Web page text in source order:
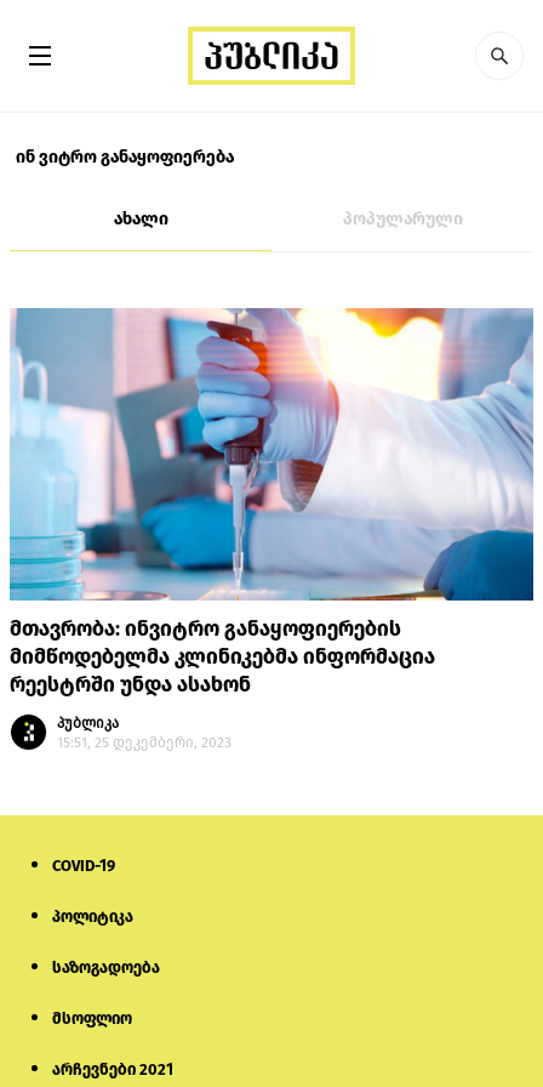
ინ ვიტრო განაყოფიერება
ახალი პოპულარული
მთავრობა: ინვიტრო განაყოფიერების
მიმწოდებელმა კლინიკებმა ინფორმაცია
რეესტრში უნდა ასახონ
პუბლიკა
15:51, 25 დეკემბერი, 2023
COVID-19
პოლიტიკა
საზოგადოება
მსოფლიო
არჩევნები 2021